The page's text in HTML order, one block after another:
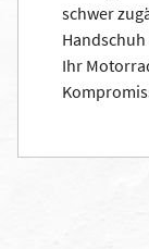
schwer
Ihr